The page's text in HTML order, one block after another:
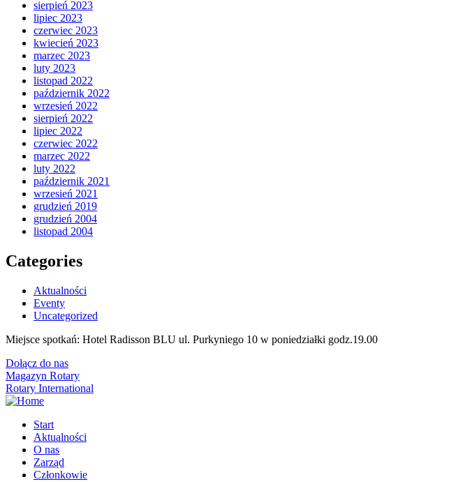
sierpień 2023
lipiec 2023
czerwiec 2023
kwiecień 2023
marzec 2023
luty 2023
listopad 2022
październik 2022
wrzesień 2022
sierpień 2022
lipiec 2022
czerwiec 2022
marzec 2022
luty 2022
październik 2021
wrzesień 2021
grudzień 2019
grudzień 2004
listopad 2004
Categories
Aktualności
Eventy
Uncategorized
Miejsce spotkań: Hotel Radisson BLU ul. Purkyniego 10 w poniedziałki godz.19.00
Dołącz do nas
Magazyn Rotary
Rotary International
Start
Aktualności
O nas
Zarząd
Członkowie